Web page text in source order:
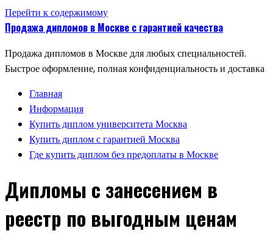
Перейти к содержимому
Продажа дипломов в Москве с гарантией качества
Продажа дипломов в Москве для любых специальностей.
Быстрое оформление, полная конфиденциальность и доставка
Главная
Информация
Купить диплом университета Москва
Купить диплом с гарантией Москва
Где купить диплом без предоплаты в Москве
Дипломы с занесением в
реестр по выгодным ценам